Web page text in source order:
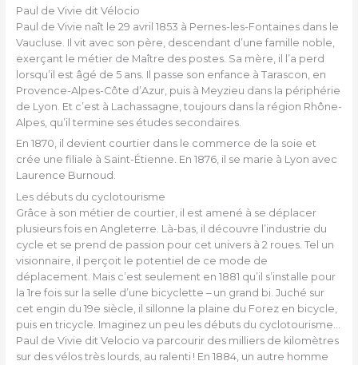
Paul de Vivie dit Vélocio
Paul de Vivie naît le 29 avril 1853 à Pernes-les-Fontaines dans le
Vaucluse. Il vit avec son père, descendant d’une famille noble,
exerçant le métier de Maître des postes. Sa mère, il l’a perd
lorsqu’il est âgé de 5 ans. Il passe son enfance à Tarascon, en
Provence-Alpes-Côte d’Azur, puis à Meyzieu dans la périphérie
de Lyon. Et c’est à Lachassagne, toujours dans la région Rhône-
Alpes, qu’il termine ses études secondaires.
En 1870, il devient courtier dans le commerce de la soie et
crée une filiale à Saint-Étienne. En 1876, il se marie à Lyon avec
Laurence Burnoud.
Les débuts du cyclotourisme
Grâce à son métier de courtier, il est amené à se déplacer
plusieurs fois en Angleterre. Là-bas, il découvre l’industrie du
cycle et se prend de passion pour cet univers à 2 roues. Tel un
visionnaire, il perçoit le potentiel de ce mode de
déplacement. Mais c’est seulement en 1881 qu’il s’installe pour
la 1re fois sur la selle d’une bicyclette – un grand bi. Juché sur
cet engin du 19e siècle, il sillonne la plaine du Forez en bicycle,
puis en tricycle. Imaginez un peu les débuts du cyclotourisme…
Paul de Vivie dit Velocio va parcourir des milliers de kilomètres
sur des vélos très lourds, au ralenti ! En 1884, un autre homme